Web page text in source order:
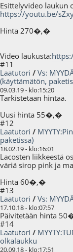
Esittelyvideo laukun
https://youtu.be/
Hinta 270�,�
Video laukusta:
#11
Laatutori / Vs:
(käyttämätön,
09.03.19 - klo:15:20
Tarkistetaan hintaa.
Uusi hinta 55�,�
#12
Laatutori /
paketissa)
18.02.19 - klo:16:01
Lacosten liikkeestä
väriä sirop pink ja
Hinta 60�,�
#13
Laatutori / Vs:
17.10.18 - klo:07:57
Päivitetään hinta
#14
Laatutori /
olkalaukku
20.09.18 - klo:17:51